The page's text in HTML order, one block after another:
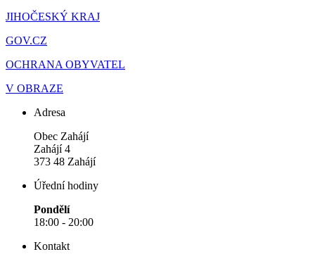
JIHOČESKÝ KRAJ
GOV.CZ
OCHRANA OBYVATEL
V OBRAZE
Adresa
Obec Zahájí
Zahájí 4
373 48 Zahájí
Úřední hodiny
Pondělí
18:00 - 20:00
Kontakt